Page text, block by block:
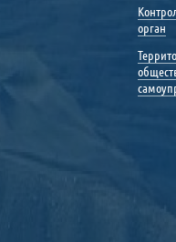
орган